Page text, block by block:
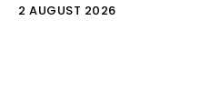
2 AUGUST 2026